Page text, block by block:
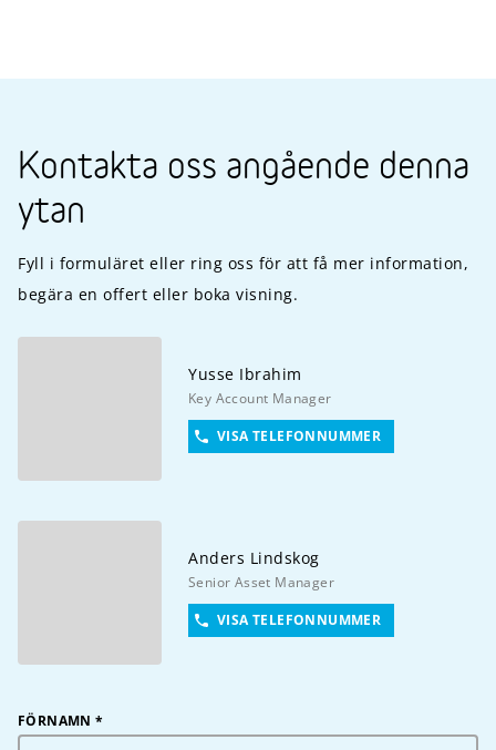
Kontakta oss angående denna
ytan
Fyll i formuläret eller ring oss för att få mer information,
begära en offert eller boka visning.
Yusse Ibrahim
Key Account Manager
VISA TELEFONNUMMER
Anders Lindskog
Senior Asset Manager
VISA TELEFONNUMMER
FÖRNAMN *